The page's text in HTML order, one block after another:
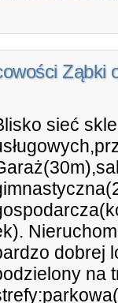
Ząbki
sieć
dobrej
na